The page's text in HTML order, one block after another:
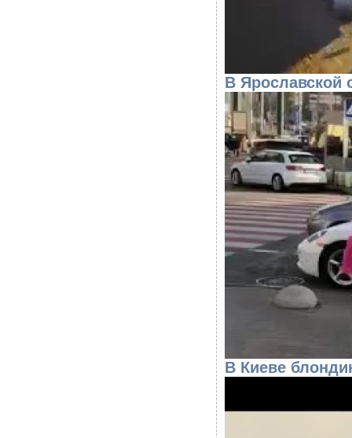
В Ярославской
В Киеве